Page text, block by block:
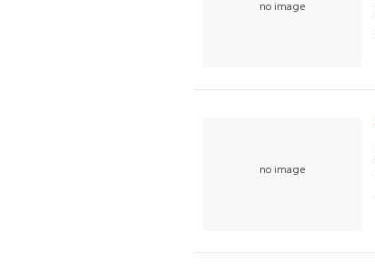
no image
no image